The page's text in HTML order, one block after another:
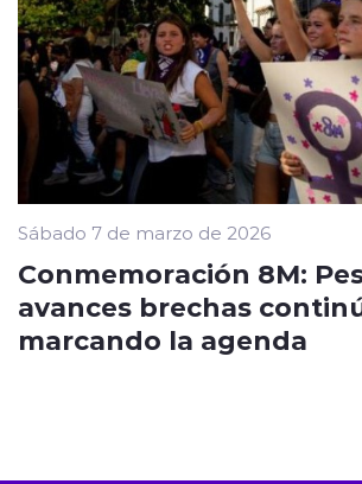
Sábado 7 de marzo de 2026
Conmemoración 8M:
avances brechas
marcando la agenda